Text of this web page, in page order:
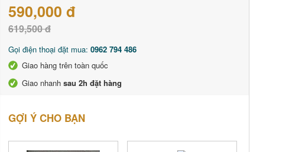
590,000 đ
619,500 đ
Gọi điện thoại đặt mua: 0962 794 486
Giao hàng trên toàn quốc
Giao nhanh sau 2h đặt hàng
GỢI Ý CHO BẠN